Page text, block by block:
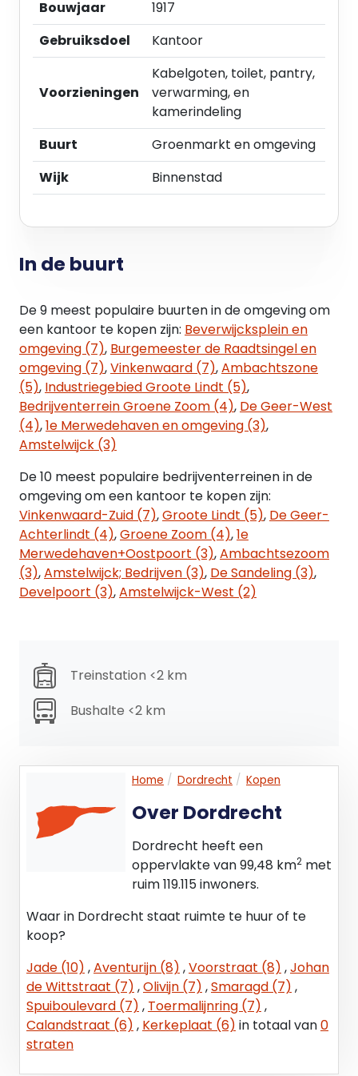
grond;
gezamenlijke opgang en eigen entree;
dakterras van ca. 25 m2.
Dordrecht is de oudste stad van Holland en staat
bekend om haar rijke historie, prachtige havens en
sfeervolle binnenstad. Dankzij de centrale ligging
en goede bereikbaarheid met auto en openbaar
vervoer vormt Dordrecht een aantrekkelijke
vestigingslocatie voor ondernemers, met een
breed aanbod aan voorzieningen en een bruisend
Voorzieningen
onder andere de volgende voorzieningen:
- Airconditioning;
- Vloerbedekking;
- Kabelgoten met elektra en databekabeling;
- Dames en heren toilet (betegeld);
- Pantry met inbouwapparatuur;
Groenmarkt - Kantoorruimte!
-Monumentaal pand, volledig gerenoveerd;
-Kamerindeling, geschikt voor diverse
werkconcepten;
-Dakterras en separate berging aanwezig;
-Gelegen in het hart van Dordrecht, omringd door
winkels, horeca en voorzieningen
Vraagprijs:
€ 525.000 k.k.
Wijze van oplevering:
In huidige staat, 'as is, where is'.
Zekerheidsstelling
Een waarborgsom of bankgarantie ter grootte
van 10% van de koopsom, te storten op de
derdengeldenrekening van de notaris.
Interesse gewekt voor deze locatie? Bel of mail
ons voor het maken van een vrijblijvende afspraak
en u kunt ter plaatse kijken.
Nadrukkelijk is vermeld dat deze
Bouwjaar
1917
Gebruiksdoel
Kantoor
Voorzieningen
Kabelgoten, toilet, pantry,
verwarming, en
kamerindeling
Buurt
Groenmarkt en omgeving
Wijk
Binnenstad
In de buurt
De 9 meest populaire buurten in de omgeving om
een kantoor te kopen zijn: Beverwijcksplein en
omgeving (7), Burgemeester de Raadtsingel en
omgeving (7),Vinkenwaard (7),Ambachtszone
(5), Industriegebied Groote Lindt (5),
Bedrijventerrein Groene Zoom (4), De Geer-West
(4),1e Merwedehaven en omgeving (3),
Amstelwijck (3)
De 10 meest populaire bedrijventerreinen in de
omgeving om een kantoor te kopen zijn:
Vinkenwaard-Zuid (7),Groote Lindt (5), De Geer-
Achterlindt (4),Groene Zoom (4),1e
Merwedehaven+Oostpoort (3),Ambachtsezoom
(3),Amstelwijck; Bedrijven (3), De Sandeling (3),
Develpoort (3),Amstelwijck-West (2)
Treinstation <2 km
Bushalte <2 km
Home Dordrecht Kopen
Over Dordrecht
Dordrecht heeft een
oppervlakte van 99,48 km2 met
ruim 119.115 inwoners.
Waar in Dordrecht staat ruimte te huur of te
koop?
Jade (10) ,Aventurijn (8) ,Voorstraat (8) ,Johan
de Wittstraat (7) ,Olivijn (7) ,Smaragd (7) ,
Spuiboulevard (7) , Toermalijnring (7) ,
Calandstraat (6) , Kerkeplaat (6) in totaal van0
straten